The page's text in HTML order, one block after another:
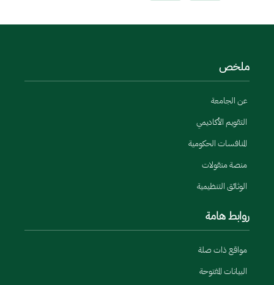
ملخص
عن الجامعة
التقويم الأكاديمي
المنافسات الحكومية
منصة منقولات
الوثائق التنظيمية
روابط هامة
مواقع ذات صلة
البيانات المفتوحة